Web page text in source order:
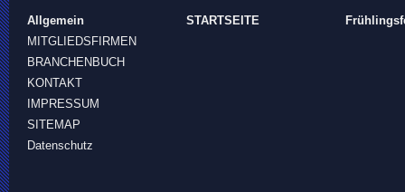
Allgemein
MITGLIEDSFIRMEN
BRANCHENBUCH
KONTAKT
IMPRESSUM
SITEMAP
Datenschutz
STARTSEITE